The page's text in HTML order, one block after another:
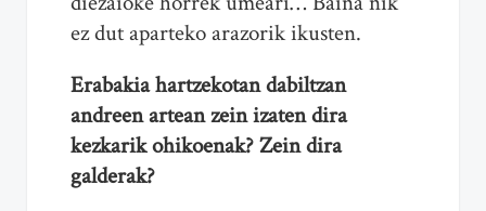
ez dut aparteko arazorik ikusten.
Erabakia hartzekotan dabiltzan
andreen artean zein izaten dira
kezkarik ohikoenak? Zein dira
galderak?